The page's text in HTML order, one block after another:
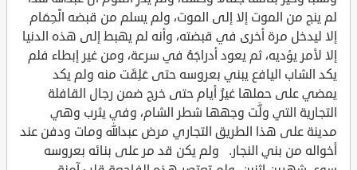
لم ينج من الموت إلا إلى الموت، ولم يسلم من قبضه الْحِمَام
إلا ليدخل مرة أخرى في قبضته، وأنه لم يهبط إلى هذه الدنيا
إلا لأمر يؤديه، ثم يعود أدراجَهُ في سرعة، ومن غير إبطاء فلم
يكد الشاب اليافع يبني بعروسه حتى عَلِقَت منه ولم يكد
يمضي على حملها غيرُ أيام حتى خرج ضمن رجال القافلة
التجارية التي ولَّت وجهها شطر الشام، وفي يثرب وهي
مدينة على هذا الطريق التجاري مرض عبدالله ومات ودفن عند
أخواله من بني النجار. ولم يكن قد مر على بنائه بعروسه